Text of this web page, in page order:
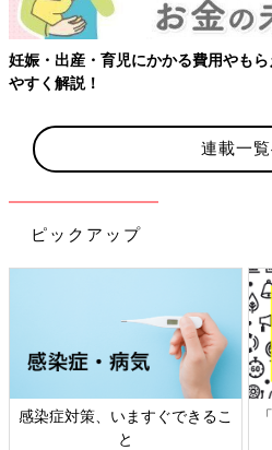
妊娠・出産・育児にかかる費用やも
やすく解説！
連載一
ピックアップ
感染症対策、いますぐできるこ
と